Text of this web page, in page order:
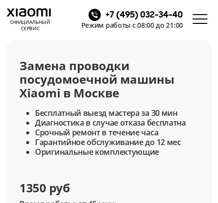
ОФИЦИАЛЬНЫЙ
СЕРВИС
+7 (495) 032-34-40
Режим работы с 08:00 до 21:00
Замена проводки
посудомоечной машины
Xiaomi в Москве
Бесплатный выезд мастера за 30 мин
Диагностика в случае отказа бесплатна
Срочный ремонт в течение часа
Гарантийное обслуживание до 12 мес
Оригинальные комплектующие
1350 руб